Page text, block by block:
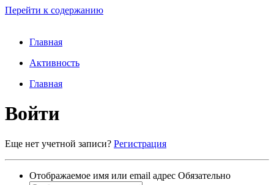
Перейти к содержанию
Главная
Активность
Главная
Войти
Еще нет учетной записи? Регистрация
Отображаемое имя или email адрес Обязательно